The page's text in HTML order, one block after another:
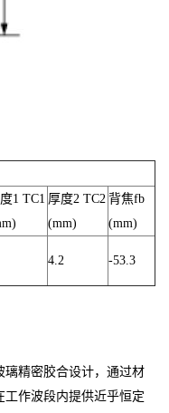
1 TC1 厚度2 TC2
(mm)
背焦fb
(mm)
4.2 -53.3
璃精密胶合设计，通过材
作波段内提供近乎恒定